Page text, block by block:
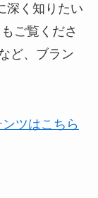
深く知りたい
ご覧くださ
ど、ブラン
ツはこちら